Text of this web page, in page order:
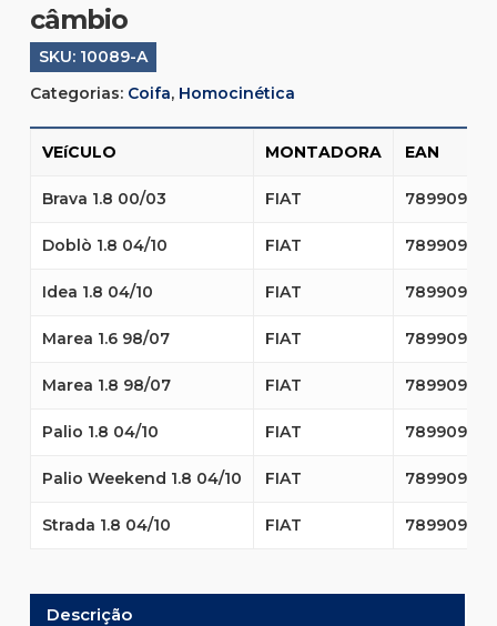
câmbio
SKU: 10089-A
Categorias: Coifa, Homocinética
VEíCULO MONTADORA EAN
Brava 1.8 00/03 FIAT
Doblò 1.8 04/10 FIAT
Idea 1.8 04/10 FIAT
Marea 1.6 98/07 FIAT
Marea 1.8 98/07 FIAT
Palio 1.8 04/10 FIAT
Palio Weekend 1.8 04/10 FIAT
Strada 1.8 04/10 FIAT
Descrição